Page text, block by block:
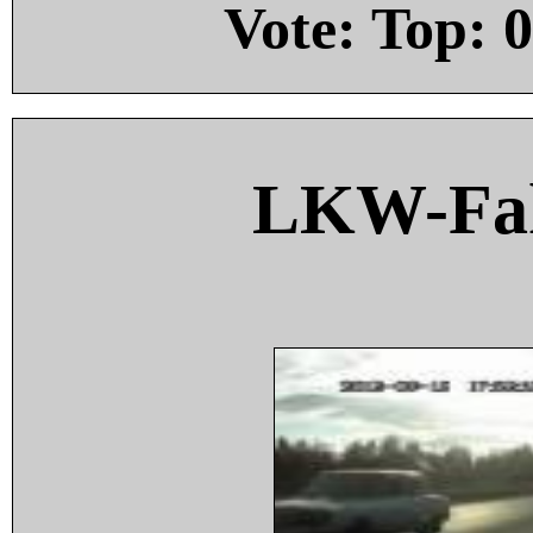
Vote: Top: 0
LKW-